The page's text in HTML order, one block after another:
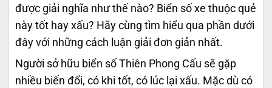
được giải nghĩa như thế nào? Biển số xe thuộc quẻ
này tốt hay xấu? Hãy cùng tìm hiểu qua phần dưới
đây với những cách luận giải đơn giản nhất.
Người sở hữu biển số Thiên Phong Cấu sẽ gặp
nhiều biến đổi, có khi tốt, có lúc lại xấu. Mặc dù có